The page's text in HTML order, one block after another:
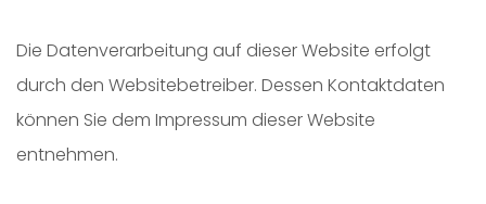
Die Datenverarbeitung auf dieser Website erfolgt
durch den Websitebetreiber. Dessen Kontaktdaten
können Sie dem Impressum dieser Website
entnehmen.